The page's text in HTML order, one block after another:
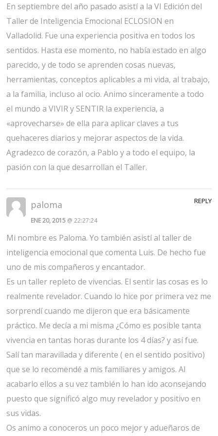
En septiembre del año pasado asistí a la VI Edición del
Taller de Inteligencia Emocional ECLOSION en
Valladolid. Fue una experiencia positiva en todos los
sentidos. Hasta ese momento, no había estado en algo
parecido, y de todo se aprenden cosas nuevas,
herramientas, conceptos aplicables a mi vida, al trabajo,
a la familia, incluso al ocio. Animo sinceramente a todo
el mundo a VIVIR y SENTIR la experiencia, a
«aprovecharse» de ella para aplicar claves a tus
quehaceres diarios y mejorar aspectos de la vida.
Agradezco de corazón, a Pablo y a todo el equipo, la
pasión con la que desarrollan el Taller.
paloma
ENE 20, 2015 @ 22:27:24
Mi nombre es Paloma. Yo también asistí al taller de
inteligencia emocional que comenta Luis. De hecho fue
uno de mis compañeros y encantador.
Es un taller repleto de vivencias. El sentir las cosas es lo
realmente revelador. Cuando lo hice por primera vez me
sorprendí cuando me dijeron que era básicamente
práctico. Me decía a mi misma ¿Cómo es posible tanta
vivencia en tantas horas durante los 4 días? y así fue.
Salí tan maravillada y diferente ( en el sentido positivo)
que se lo recomendé a mis familiares y amigos. Al
acabarlo ellos a su vez también lo han ido aconsejando
puesto que significó algo muy revelador y positivo en
sus vidas.
Os animo a conoceros un poco mejor y adueñaros de
REPLY